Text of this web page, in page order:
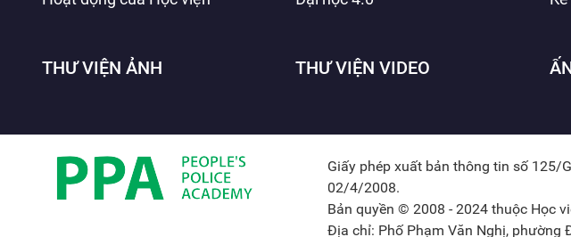
THƯ VIỆN ẢNH THƯ VIỆN VIDEO
Giấy phép xuất bản thông tin số 125/
02/4/2008.
Bản quyền © 2008 - 2024 thuộc Học
Địa chỉ: Phố Phạm Văn Nghị, phường